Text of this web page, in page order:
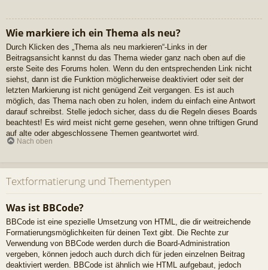
Wie markiere ich ein Thema als neu?
Durch Klicken des „Thema als neu markieren“-Links in der
Beitragsansicht kannst du das Thema wieder ganz nach oben auf die
erste Seite des Forums holen. Wenn du den entsprechenden Link nicht
siehst, dann ist die Funktion möglicherweise deaktiviert oder seit der
letzten Markierung ist nicht genügend Zeit vergangen. Es ist auch
möglich, das Thema nach oben zu holen, indem du einfach eine Antwort
darauf schreibst. Stelle jedoch sicher, dass du die Regeln dieses Boards
beachtest! Es wird meist nicht gerne gesehen, wenn ohne triftigen Grund
auf alte oder abgeschlossene Themen geantwortet wird.
Nach oben
Textformatierung und Thementypen
Was ist BBCode?
BBCode ist eine spezielle Umsetzung von HTML, die dir weitreichende
Formatierungsmöglichkeiten für deinen Text gibt. Die Rechte zur
Verwendung von BBCode werden durch die Board-Administration
vergeben, können jedoch auch durch dich für jeden einzelnen Beitrag
deaktiviert werden. BBCode ist ähnlich wie HTML aufgebaut, jedoch